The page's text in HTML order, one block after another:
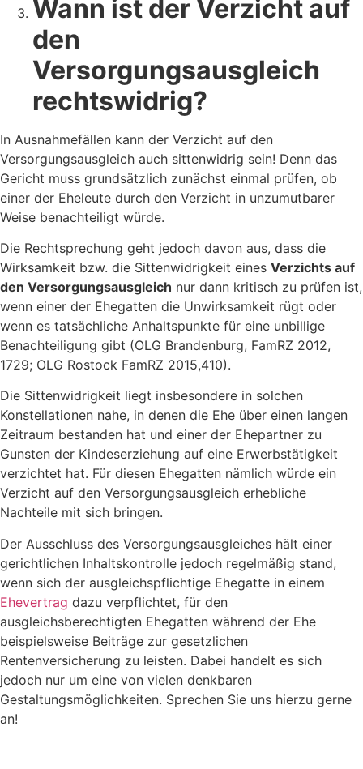
Wann ist der Verzicht auf
den
Versorgungsausgleich
rechtswidrig?
In Ausnahmefällen kann der Verzicht auf den
Versorgungsausgleich auch sittenwidrig sein! Denn das
Gericht muss grundsätzlich zunächst einmal prüfen, ob
einer der Eheleute durch den Verzicht in unzumutbarer
Weise benachteiligt würde.
Die Rechtsprechung geht jedoch davon aus, dass die
Wirksamkeit bzw. die Sittenwidrigkeit eines Verzichts auf
den Versorgungsausgleich nur dann kritisch zu prüfen ist,
wenn einer der Ehegatten die Unwirksamkeit rügt oder
wenn es tatsächliche Anhaltspunkte für eine unbillige
Benachteiligung gibt (OLG Brandenburg, FamRZ 2012,
1729; OLG Rostock FamRZ 2015,410).
Die Sittenwidrigkeit liegt insbesondere in solchen
Konstellationen nahe, in denen die Ehe über einen langen
Zeitraum bestanden hat und einer der Ehepartner zu
Gunsten der Kindeserziehung auf eine Erwerbstätigkeit
verzichtet hat. Für diesen Ehegatten nämlich würde ein
Verzicht auf den Versorgungsausgleich erhebliche
Nachteile mit sich bringen.
Der Ausschluss des Versorgungsausgleiches hält einer
gerichtlichen Inhaltskontrolle jedoch regelmäßig stand,
wenn sich der ausgleichspflichtige Ehegatte in einem
Ehevertrag dazu verpflichtet, für den
ausgleichsberechtigten Ehegatten während der Ehe
beispielsweise Beiträge zur gesetzlichen
Rentenversicherung zu leisten. Dabei handelt es sich
jedoch nur um eine von vielen denkbaren
Gestaltungsmöglichkeiten. Sprechen Sie uns hierzu gerne
an!